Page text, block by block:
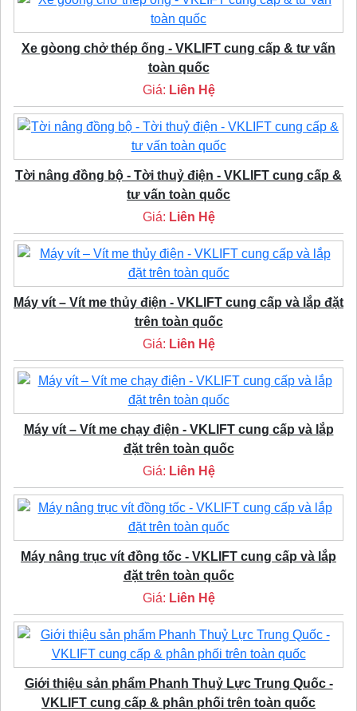
Xe gòong chở thép ống - VKLIFT cung cấp & tư vấn
toàn quốc
Giá: Liên Hệ
Tời nâng đồng bộ - Tời thuỷ điện - VKLIFT cung cấp &
tư vấn toàn quốc
Giá: Liên Hệ
Máy vít – Vít me thủy điện - VKLIFT cung cấp và lắp đặt
trên toàn quốc
Giá: Liên Hệ
Máy vít – Vít me chạy điện - VKLIFT cung cấp và lắp
đặt trên toàn quốc
Giá: Liên Hệ
Máy nâng trục vít đồng tốc - VKLIFT cung cấp và lắp
đặt trên toàn quốc
Giá: Liên Hệ
Giới thiệu sản phẩm Phanh Thuỷ Lực Trung Quốc -
VKLIFT cung cấp & phân phối trên toàn quốc